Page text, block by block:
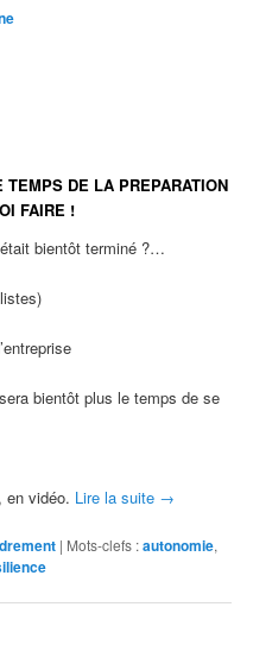
DE LA PREPARATION
FAIRE !
bientôt terminé ?…
bientôt plus le temps de se
en vidéo. Lire la suite →
| Mots-clefs :autonomie,